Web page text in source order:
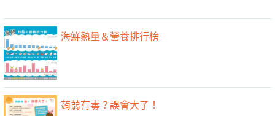
海鮮熱量＆營養排行榜
蒟蒻有毒？誤會大了！